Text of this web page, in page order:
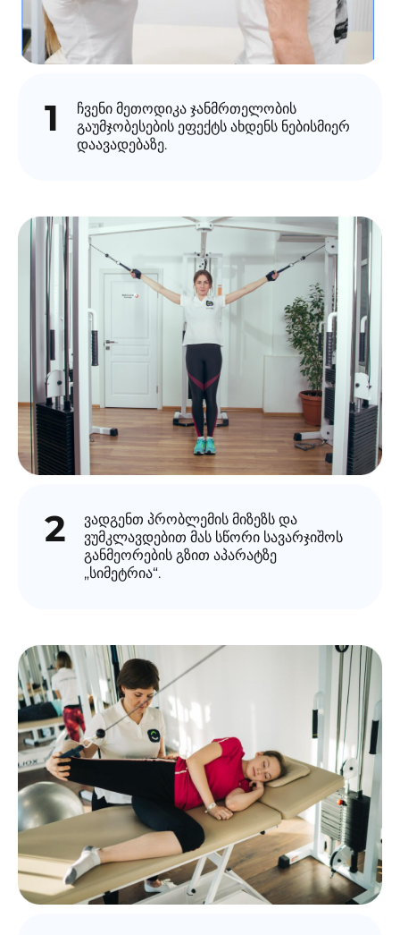
1
ჩვენი მეთოდიკა ჯანმრთელობის
გაუმჯობესების ეფექტს ახდენს ნებისმიერ
დაავადებაზე.
2
ვადგენთ პრობლემის მიზეზს და
ვუმკლავდებით მას სწორი სავარჯიშოს
განმეორების გზით აპარატზე
„სიმეტრია“.